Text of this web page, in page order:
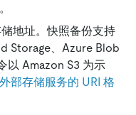
地址。快照备份支持
Storage、Azure Blob
以 Amazon S3 为示
外部存储服务的 URI 格